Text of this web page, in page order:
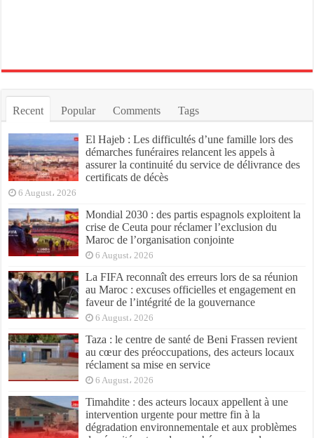
Recent Popular Comments Tags
El Hajeb : Les difficultés d’une famille lors des
démarches funéraires relancent les appels à
assurer la continuité du service de délivrance des
certificats de décès
6 August، 2026
Mondial 2030 : des partis espagnols exploitent la
crise de Ceuta pour réclamer l’exclusion du
Maroc de l’organisation conjointe
6 August، 2026
La FIFA reconnaît des erreurs lors de sa réunion
au Maroc : excuses officielles et engagement en
faveur de l’intégrité de la gouvernance
6 August، 2026
Taza : le centre de santé de Beni Frassen revient
au cœur des préoccupations, des acteurs locaux
réclament sa mise en service
6 August، 2026
Timahdite : des acteurs locaux appellent à une
intervention urgente pour mettre fin à la
dégradation environnementale et aux problèmes